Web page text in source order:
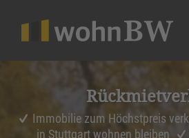
Immobilie zum Höchstpreis
in Stuttgart wohnen bleiben